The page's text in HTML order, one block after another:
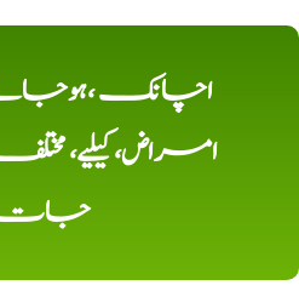
اچانک
امراض، کیلیے،